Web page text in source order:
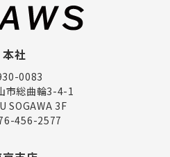
本社
0083
市総曲輪3-4-1
SOGAWA 3F
456-2577